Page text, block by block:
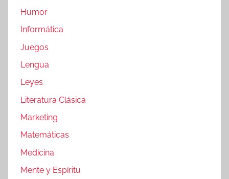
Humor
Informática
Juegos
Lengua
Leyes
Literatura Clásica
Marketing
Matemáticas
Medicina
Mente y Espíritu